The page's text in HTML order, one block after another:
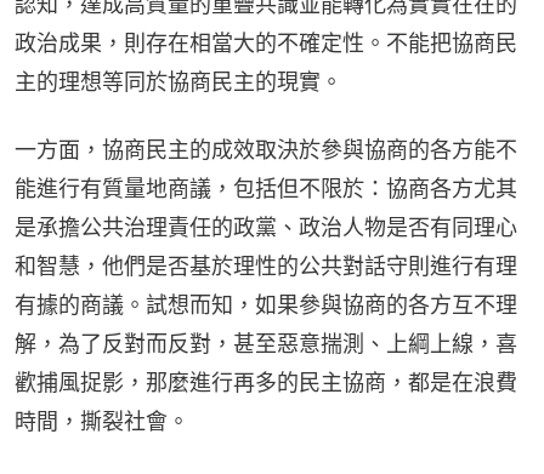
政治成果，則存在相當大的不確定性。不能把協商民
主的理想等同於協商民主的現實。
一方面，協商民主的成效取決於參與協商的各方能不
能進行有質量地商議，包括但不限於：協商各方尤其
是承擔公共治理責任的政黨、政治人物是否有同理心
和智慧，他們是否基於理性的公共對話守則進行有理
有據的商議。試想而知，如果參與協商的各方互不理
解，為了反對而反對，甚至惡意揣測、上綱上線，喜
歡捕風捉影，那麼進行再多的民主協商，都是在浪費
時間，撕裂社會。